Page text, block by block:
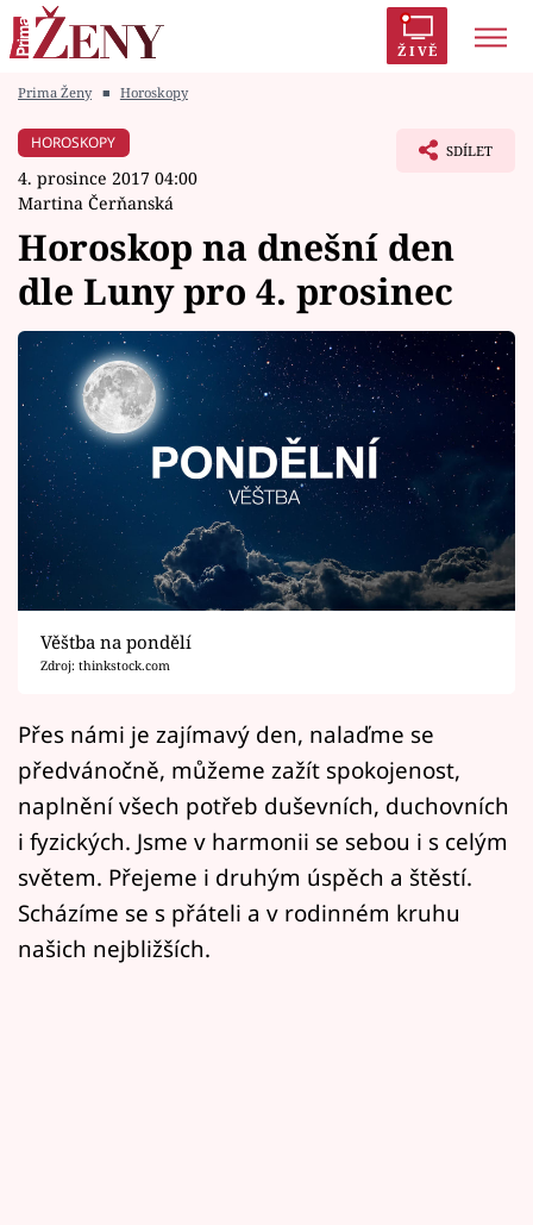
ŽIVĚ
Módní alarm
Témata
Celebrity
Vztahy
Seriály
Horoskopy
Sledujte prima+
Filmový festival Karlovy Vary
Mámy sobě
Přihlášení
Sledujte nás
Prima Ženy ■ Horoskopy
HOROSKOPY
4. prosince 2017 04:00
Martina Čerňanská
SDÍLET
Horoskop na dnešní den
dle Luny pro 4. prosinec
Věštba na pondělí
Zdroj: thinkstock.com
Přes námi je zajímavý den, nalaďme se
předvánočně, můžeme zažít spokojenost,
naplnění všech potřeb duševních, duchovních
i fyzických. Jsme v harmonii se sebou i s celým
světem. Přejeme i druhým úspěch a štěstí.
Scházíme se s přáteli a v rodinném kruhu
našich nejbližších.